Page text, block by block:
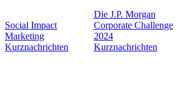
Social Impact
Marketing
Kurznachrichten
Die J.P. Morgan
Corporate Challenge
2024
Kurznachrichten